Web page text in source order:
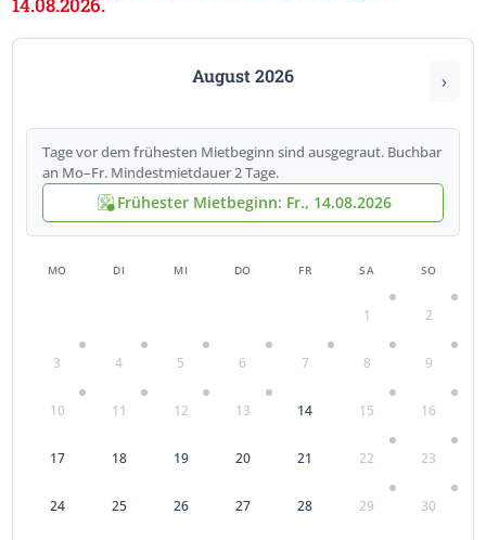
August 2026 ›
Tage vor dem frühesten Mietbeginn sind ausgegraut. Buchbar
an Mo–Fr. Mindestmietdauer 2 Tage.
Frühester Mietbeginn: Fr., 14.08.2026
MO DI MI DO FR SA SO
1 2
3 4 5 6 7 8 9
10 11 12 13 14 15 16
17 18 19 20 21 22 23
24 25 26 27 28 29 30